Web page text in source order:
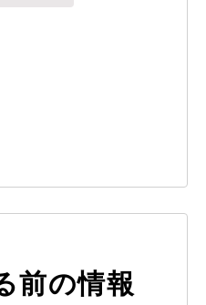
前の情報